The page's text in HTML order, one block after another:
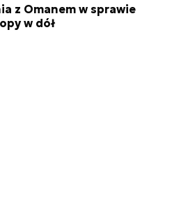
z Omanem w sprawie
w dół